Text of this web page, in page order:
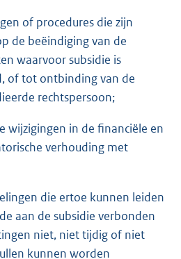
of procedures die zijn
de beëindiging van de
waarvoor subsidie is
of tot ontbinding van de
rechtspersoon;
wijzigingen in de financiële en
verhouding met
die ertoe kunnen leiden
aan de subsidie verbonden
niet, niet tijdig of niet
kunnen worden